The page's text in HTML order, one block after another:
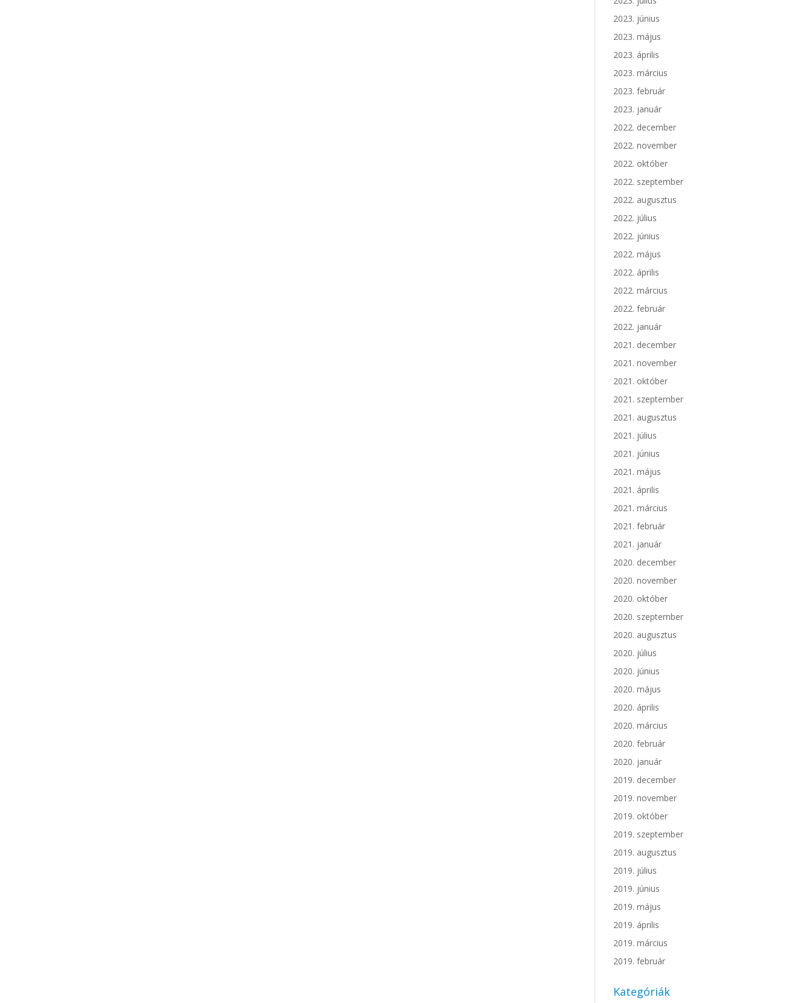
2023. június
2023. május
2023. április
2023. március
2023. február
2023. január
2022. december
2022. november
2022. október
2022. szeptember
2022. augusztus
2022. július
2022. június
2022. május
2022. április
2022. március
2022. február
2022. január
2021. december
2021. november
2021. október
2021. szeptember
2021. augusztus
2021. július
2021. június
2021. május
2021. április
2021. március
2021. február
2021. január
2020. december
2020. november
2020. október
2020. szeptember
2020. augusztus
2020. július
2020. június
2020. május
2020. április
2020. március
2020. február
2020. január
2019. december
2019. november
2019. október
2019. szeptember
2019. augusztus
2019. július
2019. június
2019. május
2019. április
2019. március
2019. február
Kategóriák